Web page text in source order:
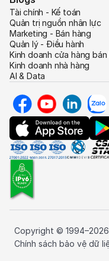
Tài chính - Kế toán
Quản trị nguồn nhân lực
Marketing - Bán hàng
Quản lý - Điều hành
Kinh doanh cửa hàng bán
Kinh doanh nhà hàng
AI & Data
Copyright ©
Chính sách bảo vệ dữ